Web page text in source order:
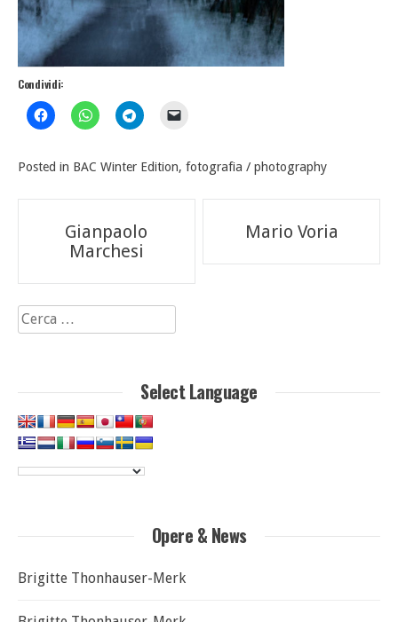
Condividi:
Posted in BAC Winter Edition, fotografia / photography
Navigazione
articoli
Gianpaolo
Marchesi
Mario Voria
Ricerca
per:
Select Language
Opere & News
Brigitte Thonhauser-Merk